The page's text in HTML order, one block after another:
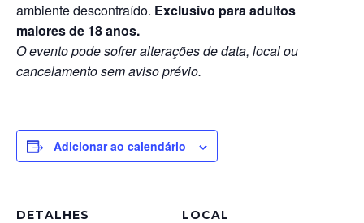
ambiente descontraído. Exclusivo para adultos
maiores de 18 anos.
O evento pode sofrer alterações de data, local ou
cancelamento sem aviso prévio.
Adicionar ao calendário
DETALHES LOCAL